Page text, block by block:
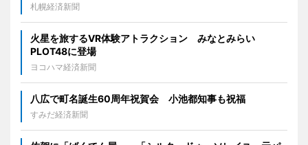
札幌経済新聞
火星を旅するVR体験アトラクション みなとみらい
PLOT48に登場
ヨコハマ経済新聞
八広で町名誕生60周年祝賀会 小池都知事も祝福
すみだ経済新聞